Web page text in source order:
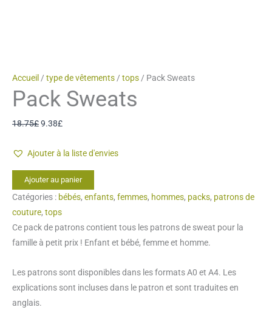
Accueil / type de vêtements / tops / Pack Sweats
Pack Sweats
18.75£Le
initial
était :
18.75£.
9.38£Le
actuel
est :
9.38£.
Ajouter à la liste d'envies
quantité
de
Pack
Sweats
Ajouter au panier
Catégories : bébés, enfants, femmes, hommes, packs, patrons de
couture, tops
Ce pack de patrons contient tous les patrons de sweat pour la
famille à petit prix ! Enfant et bébé, femme et homme.
Les patrons sont disponibles dans les formats A0 et A4. Les
explications sont incluses dans le patron et sont traduites en
anglais.